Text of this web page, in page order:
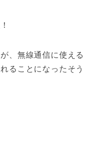
、無線通信に使える
ることになったそう